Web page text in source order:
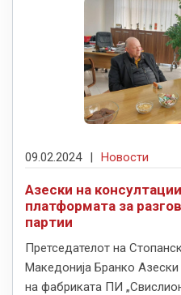
09.02.2024 | Новости
Азески на
платформата за
партии
Претседателот на
Македонија Бранко
на фабриката ПИ